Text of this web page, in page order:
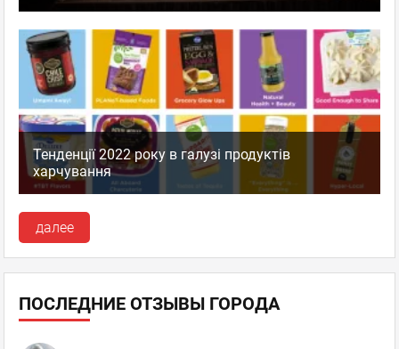
Тенденції 2022 року в галузі продуктів
харчування
далее
ПОСЛЕДНИЕ ОТЗЫВЫ ГОРОДА